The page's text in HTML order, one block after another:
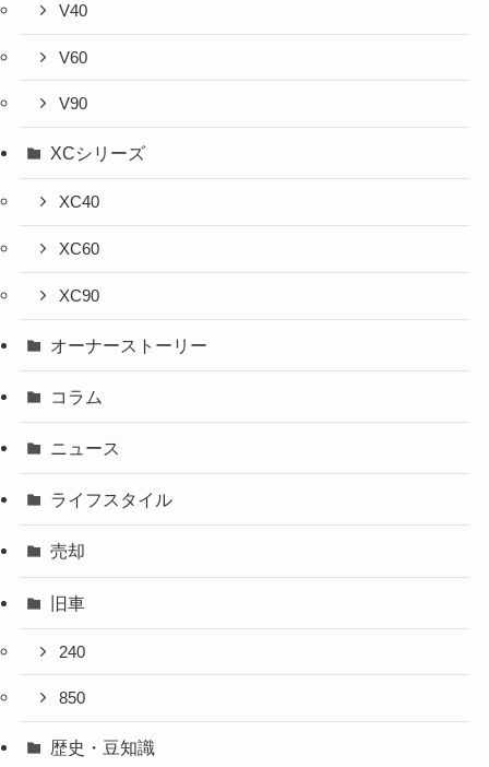
V40
V60
V90
XCシリーズ
XC40
XC60
XC90
オーナーストーリー
コラム
ニュース
ライフスタイル
売却
旧車
240
850
歴史・豆知識